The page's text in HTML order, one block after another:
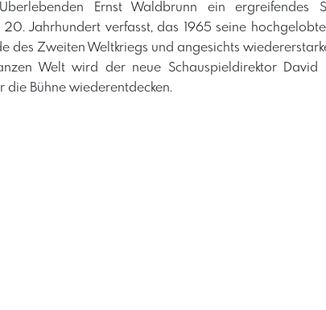
Ernst Waldbrunn ein ergreifendes
20. Jahrhundert verfasst, das 1965 seine
des Zweiten Weltkriegs und angesichts
Welt wird der neue Schauspieldirektor David
die Bühne wiederentdecken.